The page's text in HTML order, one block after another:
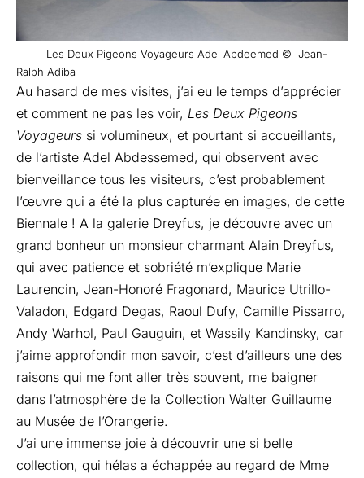
Les Deux Pigeons Voyageurs Adel Abdeemed © Jean-
Ralph Adiba
Au hasard de mes visites, j’ai eu le temps d’apprécier
et comment ne pas les voir, Les Deux Pigeons
Voyageurs si volumineux, et pourtant si accueillants,
de l’artiste Adel Abdessemed, qui observent avec
bienveillance tous les visiteurs, c’est probablement
l’œuvre qui a été la plus capturée en images, de cette
Biennale ! A la galerie Dreyfus, je découvre avec un
grand bonheur un monsieur charmant Alain Dreyfus,
qui avec patience et sobriété m’explique Marie
Laurencin, Jean-Honoré Fragonard, Maurice Utrillo-
Valadon, Edgard Degas, Raoul Dufy, Camille Pissarro,
Andy Warhol, Paul Gauguin, et Wassily Kandinsky, car
j’aime approfondir mon savoir, c’est d’ailleurs une des
raisons qui me font aller très souvent, me baigner
dans l’atmosphère de la Collection Walter Guillaume
au Musée de l’Orangerie.
J’ai une immense joie à découvrir une si belle
collection, qui hélas a échappée au regard de Mme